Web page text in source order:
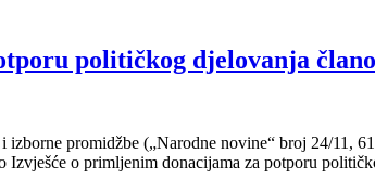
političkog djelovanja
promidžbe („Narodne novine“ broj 24/11,
Izvješće o primljenim donacijama za potporu